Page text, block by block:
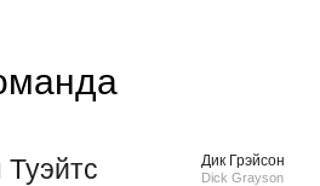
Дик Грэйсон
Dick Grayson